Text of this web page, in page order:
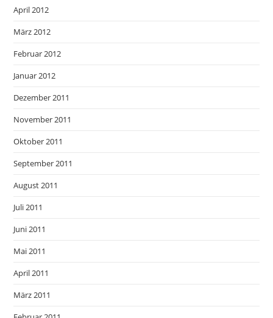
April 2012
März 2012
Februar 2012
Januar 2012
Dezember 2011
November 2011
Oktober 2011
September 2011
August 2011
Juli 2011
Juni 2011
Mai 2011
April 2011
März 2011